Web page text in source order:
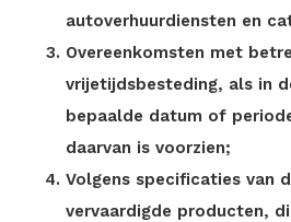
autoverhuurdiensten en
Overeenkomsten met
vrijetijdsbesteding, als in
bepaalde datum of
daarvan is voorzien;
Volgens specificaties van
vervaardigde producten,